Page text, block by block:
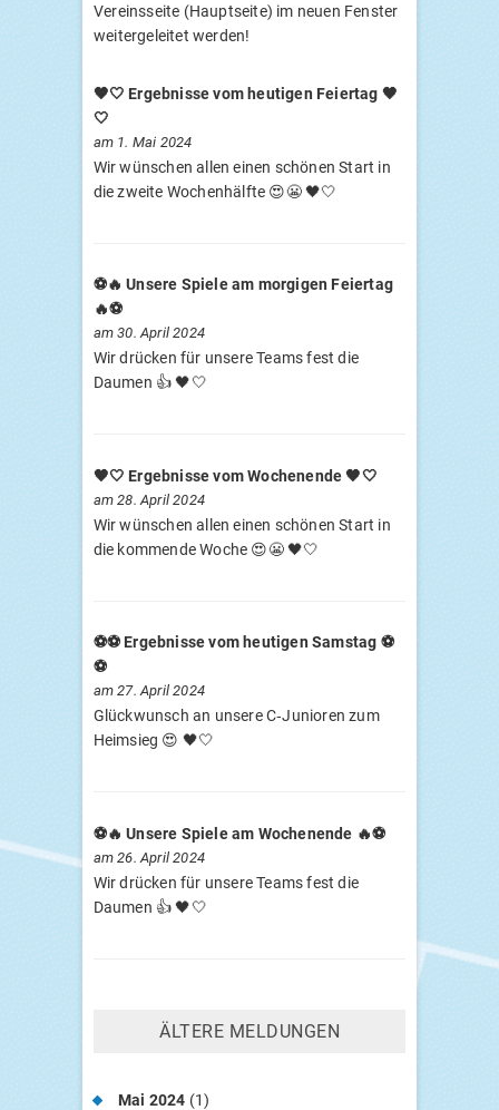
Vereinsseite (Hauptseite) im neuen Fenster
weitergeleitet werden!
🖤🤍 Ergebnisse vom heutigen Feiertag 🖤
🤍
am 1. Mai 2024
Wir wünschen allen einen schönen Start in
die zweite Wochenhälfte 😍😬 🖤🤍
⚽️🔥 Unsere Spiele am morgigen Feiertag
🔥⚽️
am 30. April 2024
Wir drücken für unsere Teams fest die
Daumen 👍 🖤🤍
🖤🤍 Ergebnisse vom Wochenende 🖤🤍
am 28. April 2024
Wir wünschen allen einen schönen Start in
die kommende Woche 😍😬 🖤🤍
⚽️⚽️ Ergebnisse vom heutigen Samstag ⚽️
⚽️
am 27. April 2024
Glückwunsch an unsere C‑Junioren zum
Heimsieg 😍 🖤🤍
⚽️🔥 Unsere Spiele am Wochenende 🔥⚽️
am 26. April 2024
Wir drücken für unsere Teams fest die
Daumen 👍 🖤🤍
ÄLTE­RE MELDUNGEN
Mai 2024 (1)